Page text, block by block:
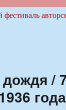
/
года